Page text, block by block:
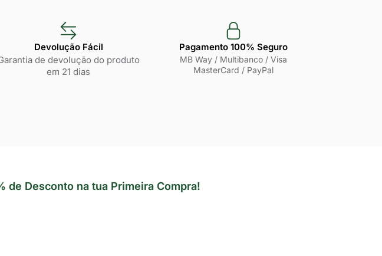
Devolução Fácil
de devolução do produto
em 21 dias
Pagamento 100% Seguro
MB Way / Multibanco / Visa
MasterCard / PayPal
de Desconto na tua Primeira Compra!